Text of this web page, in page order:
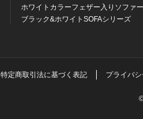
ホワイトカラーフェザー入りソファ
ブラック&ホワイトSOFAシリーズ
特定商取引法に基づく表記 プライバ